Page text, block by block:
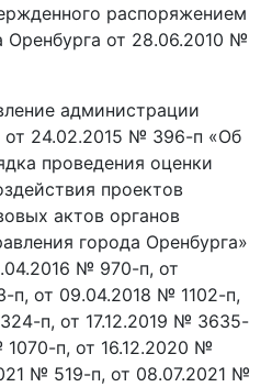
распоряжением
Оренбурга от 28.06.2010 №
администрации
от 24.02.2015 № 396-п «Об
проведения оценки
проектов
актов органов
города Оренбурга»
№ 970-п, от
п, от 09.04.2018 № 1102-п,
п, от 17.12.2019 № 3635-
п, от 16.12.2020 №
№ 519-п, от 08.07.2021 №